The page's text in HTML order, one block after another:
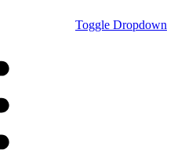
Toggle Dropdown